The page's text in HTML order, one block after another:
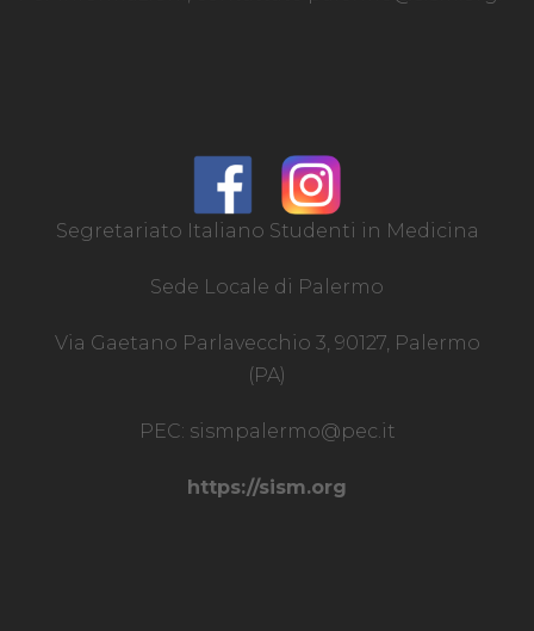
Segretariato Italiano Studenti in Medicina
Sede Locale di Palermo
Via Gaetano Parlavecchio 3, 90127, Palermo
(PA)
PEC: sismpalermo@pec.it
https://sism.org